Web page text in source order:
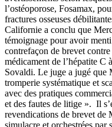
l’ostéoporose, Fosamax,
fractures osseuses
Californie a conclu que
témoignage pour avoir
contrefaçon de brevet
médicament de l’hépatite C
Sovaldi. Le juge a jugé que
tromperie systématique et
avec des pratiques
et des fautes de litige ». Il
revendications de brevet de
simulacre et orchestrées